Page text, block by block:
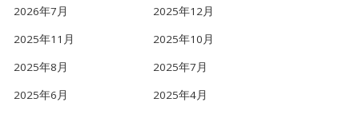
2026年7月
2025年12月
2025年11月
2025年10月
2025年8月
2025年7月
2025年6月
2025年4月